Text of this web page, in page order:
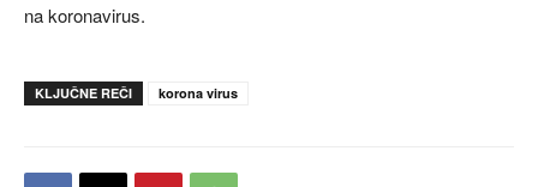
na koronavirus.
KLJUČNE REČI korona virus